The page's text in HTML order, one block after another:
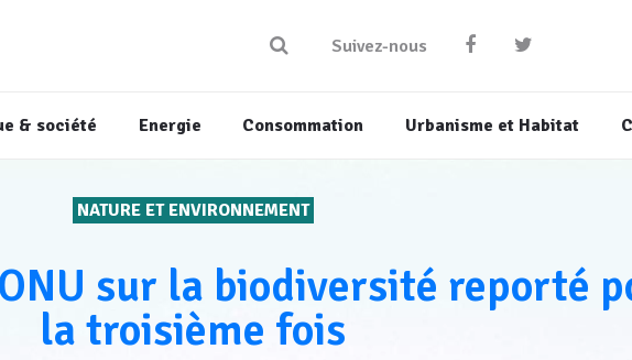
Suivez-nous
& société Energie Consommation Urbanisme et Habitat
NATURE ET ENVIRONNEMENT
sur la biodiversité reporté
la troisième fois